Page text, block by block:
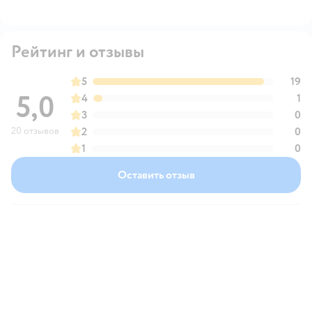
Рейтинг и отзывы
5,0
20 отзывов
5
19
4
1
3
0
2
0
1
0
Оставить отзыв